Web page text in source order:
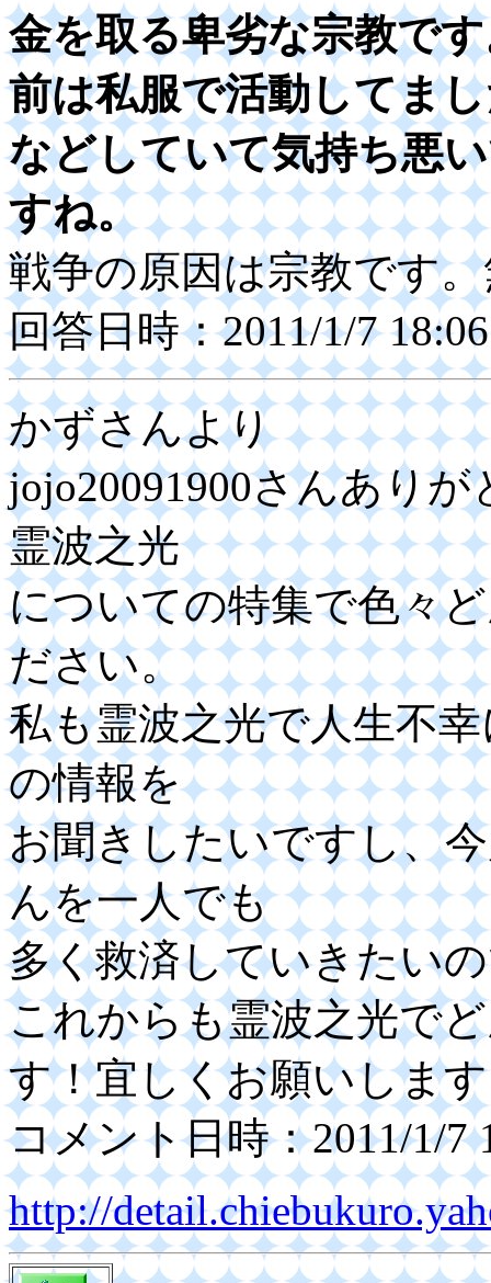
金を取る卑劣な宗教で
前は私服で活動してま
などしていて気持ち悪
すね。
戦争の原因は宗教です
回答日時：2011/1/7
かずさんより
jojo20091900さんあり
霊波之光
についての特集で色々
ださい。
私も霊波之光で人生不
の情報を
お聞きしたいですし、
んを一人でも
多く救済していきたい
これからも霊波之光で
す！宜しくお願いしま
コメント日時：2011/1/7
http://